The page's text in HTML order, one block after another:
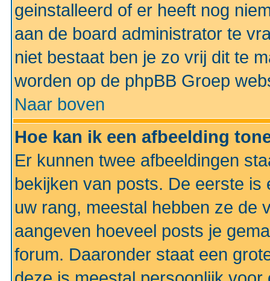
geinstalleerd of er heeft nog
aan de board administrator te
niet bestaat ben je zo vrij dit te
worden op de phpBB Groep
Naar boven
Hoe kan ik een afbeelding
Er kunnen twee afbeeldingen
bekijken van posts. De eerste
uw rang, meestal hebben ze de
aangeven hoeveel posts je
forum. Daaronder staat een